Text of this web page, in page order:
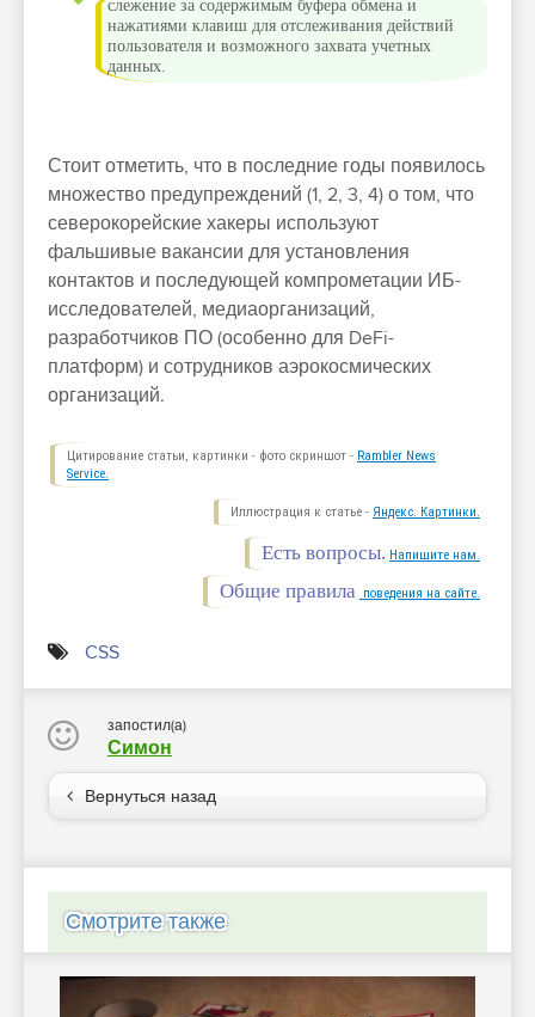
слежение за содержимым буфера обмена и
нажатиями клавиш для отслеживания действий
пользователя и возможного захвата учетных
данных.
Стоит отметить, что в последние годы появилось
множество предупреждений (1, 2, 3, 4) о том, что
северокорейские хакеры используют
фальшивые вакансии для установления
контактов и последующей компрометации ИБ-
исследователей, медиаорганизаций,
разработчиков ПО (особенно для DeFi-
платформ) и сотрудников аэрокосмических
организаций.
Цитирование статьи, картинки - фото скриншот - Rambler News
Service.
Иллюстрация к статье - Яндекс. Картинки.
Есть вопросы. Напишите нам.
Общие правила поведения на сайте.
CSS
запостил(а)
Симон
Вернуться назад
Смотрите также